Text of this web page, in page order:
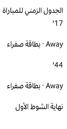
الجدول الزمني للمباراة
17'
Away · بطاقة صفراء
44'
Away · بطاقة صفراء
نهاية الشوط الأول